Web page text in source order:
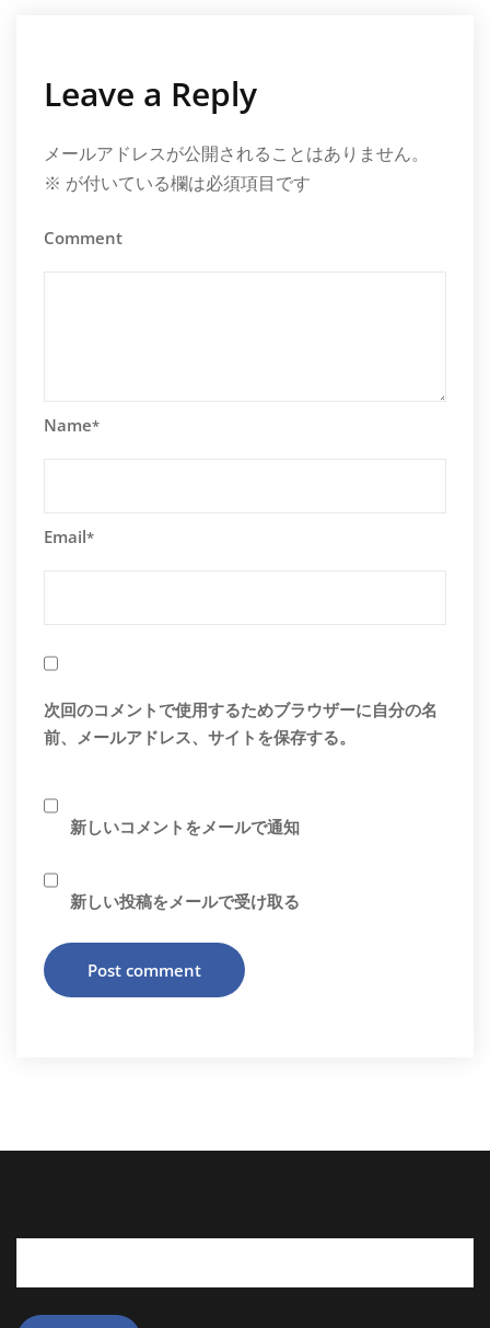
Leave a Reply
メールアドレスが公開されることはありません。
※ が付いている欄は必須項目です
Comment
Name*
Email*
次回のコメントで使用するためブラウザーに自分の名
前、メールアドレス、サイトを保存する。
新しいコメントをメールで通知
新しい投稿をメールで受け取る